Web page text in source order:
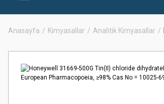
Anasayfa Kimyasallar Analitik Kimyasallar